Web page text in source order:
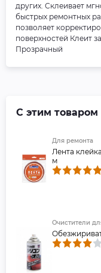
других. Склеивает
быстрых ремонтных
позволяет
поверхностей Клеит
Прозрачный
С этим
Для ремонта
Лента
м
Очистители